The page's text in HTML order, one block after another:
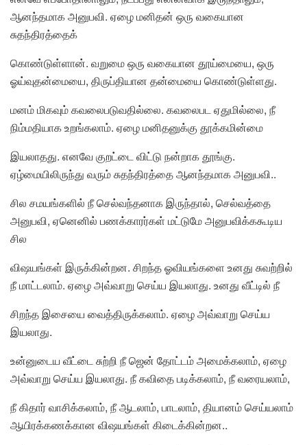
ஆனந்தமாக அனுபவி. ஏழை மனிதன் ஒரு வகையான
சுதந்திரத்தைக்
கொண்டுள்ளான். வறுமை ஒரு வகையான தூய்மையை, ஒரு
ஓய்வுதன்மையை, திருப்தியான தன்மையை கொண்டுள்ளது.
மனம் மிகவும் கவலைபடுவதில்லை. கவலைபட ஏதுமில்லை, நீ
நிம்மதியாக உறங்கலாம். ஏழை மனிதனுக்கு தூக்கமின்மை
இயலாதது. எனவே குறட்டை விட்டு நன்றாக தூங்கு.
ஏழ்மையிலிருந்து வரும் சுதந்திரத்தை ஆனந்தமாக அனுபவி..
சில சமயங்களில் நீ செல்வந்தனாக இருந்தால், செல்வத்தை
அனுபவி, ஏனெனில் பணக்காரர்கள் மட்டுமே அனுபவிக்ககூடிய
சில
விஷயங்கள் இருக்கின்றன. சிறந்த ஓவியங்களை உனது சுவற்றில்
நீ மாட்டலாம். ஏழை அவ்வாறு செய்ய இயலாது. உனது வீட்டில் நீ
சிறந்த இசையை வைத்திருக்கலாம். ஏழை அவ்வாறு செய்ய
இயலாது.
உன்னுடைய வீட்டை சுற்றி நீ ஜென் தோட்டம் அமைக்கலாம், ஏழை
அவ்வாறு செய்ய இயலாது. நீ கவிதை படிக்கலாம், நீ வரையலாம்,
நீ கிதார் வாசிக்கலாம், நீ ஆடலாம், பாடலாம், தியானம் செய்யலாம்
ஆயிரக்கணக்கான விஷயங்கள் கிடைக்கின்றன..